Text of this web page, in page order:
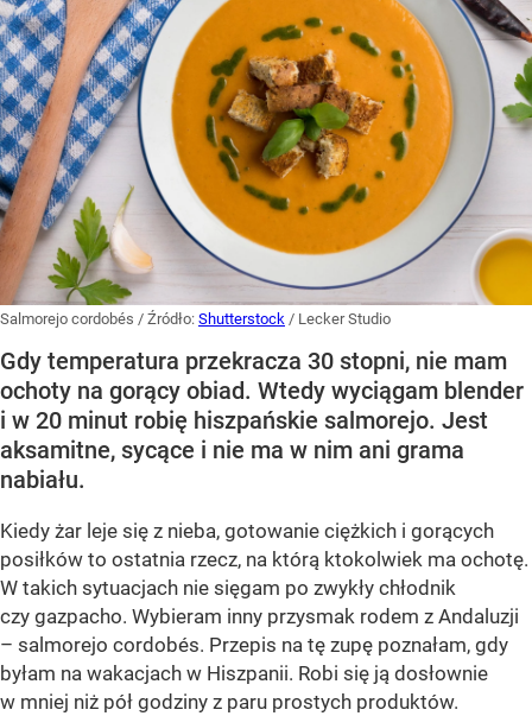
Salmorejo cordobés / Źródło: Shutterstock / Lecker Studio
Gdy temperatura przekracza 30 stopni, nie mam
ochoty na gorący obiad. Wtedy wyciągam blender
i w 20 minut robię hiszpańskie salmorejo. Jest
aksamitne, sycące i nie ma w nim ani grama
nabiału.
Kiedy żar leje się z nieba, gotowanie ciężkich i gorących
posiłków to ostatnia rzecz, na którą ktokolwiek ma ochotę.
W takich sytuacjach nie sięgam po zwykły chłodnik
czy gazpacho. Wybieram inny przysmak rodem z Andaluzji
– salmorejo cordobés. Przepis na tę zupę poznałam, gdy
byłam na wakacjach w Hiszpanii. Robi się ją dosłownie
w mniej niż pół godziny z paru prostych produktów.